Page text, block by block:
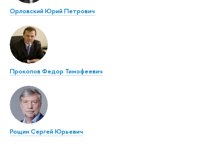
Орловский Юрий Петрович
Прокопов Федор Тимофеевич
Рощин Сергей Юрьевич